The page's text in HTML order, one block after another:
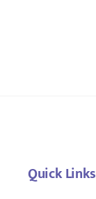
Quick Links